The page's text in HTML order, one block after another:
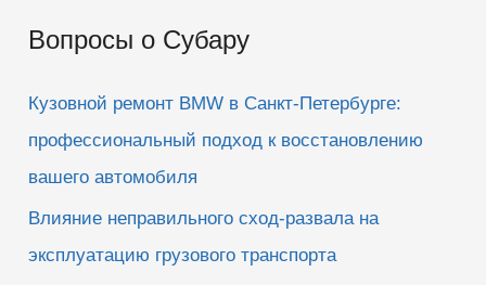
с
Вопросы о Субару
Кузовной ремонт BMW в Санкт-Петербурге:
профессиональный подход к восстановлению
вашего автомобиля
Влияние неправильного сход-развала на
эксплуатацию грузового транспорта